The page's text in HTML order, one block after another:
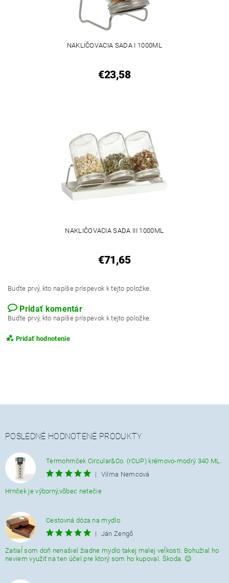
NAKLIČOVACIA SADA I 1000ML
€23,58
NAKLIČOVACIA SADA III 1000ML
€71,65
Buďte prvý, kto napíše príspevok k tejto položke.
Pridať komentár
Buďte prvý, kto napíše príspevok k tejto položke.
Pridať hodnotenie
POSLEDNÉ HODNOTENÉ PRODUKTY
Termohrnček Circular&Co. (rCUP) krémovo-modrý 340 ML.
|
Vilma Nemcová
Hrnček je výborný,vôbec netečie
Cestovná dóza na mydlo
|
Ján Zengő
Zatiaĺ som doň nenašiel žiadne mydlo takej malej veĺkosti. Bohužial ho
neviem využiť na ten účel pre ktorý som ho kupoval. Škoda. 😉